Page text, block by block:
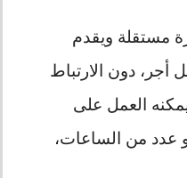
مستقلة ويقدم
أجر، دون الارتباط
العمل على
عدد من الساعات،